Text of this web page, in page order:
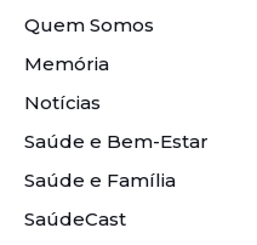
Quem Somos
Memória
Notícias
Saúde e Bem-Estar
Saúde e Família
SaúdeCast